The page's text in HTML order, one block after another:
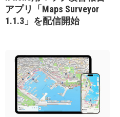
アプリ「Maps Surveyor
1.1.3」を配信開始